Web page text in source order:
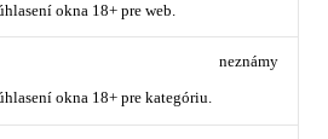
okna 18+ pre web.
okna 18+ pre kategóriu.
neznámy